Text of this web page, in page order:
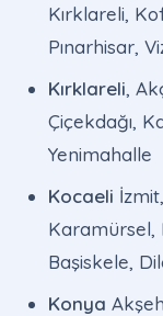
Kırklareli,
Pınarhisar,
Kırklareli,
Çiçekdağı,
Yenimahalle
Kocaeli
Karamürsel,
Başiskele,
Konya